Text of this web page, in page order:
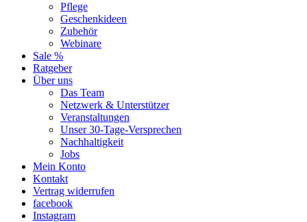
Pflege
Geschenkideen
Zubehör
Webinare
Sale %
Ratgeber
Über uns
Das Team
Netzwerk & Unterstützer
Veranstaltungen
Unser 30-Tage-Versprechen
Nachhaltigkeit
Jobs
Mein Konto
Kontakt
Vertrag widerrufen
facebook
Instagram